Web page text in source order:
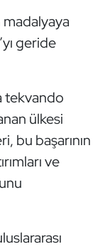
madalyaya
geride
tekvando
ülkesi
bu başarının
ve